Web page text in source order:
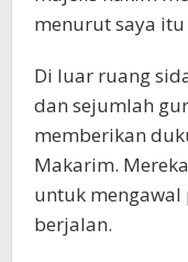
menurut saya itu
Di luar ruang
dan sejumlah
memberikan
Makarim.
untuk mengawal
berjalan.